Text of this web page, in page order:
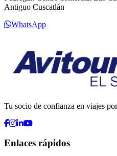
Antiguo Cuscatlán
WhatsApp
Tu socio de confianza en viajes
Enlaces rápidos